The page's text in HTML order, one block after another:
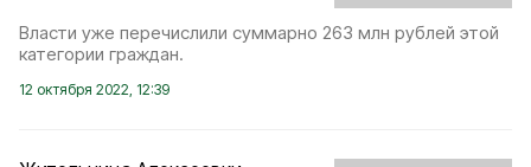
Власти уже перечислили суммарно 263 млн рублей этой
категории граждан.
12 октября 2022, 12:39